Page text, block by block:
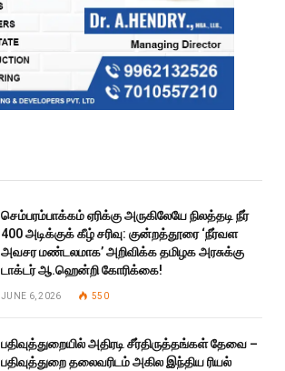
செம்பரம்பாக்கம் ஏரிக்கு அருகிலேயே நிலத்தடி நீர்
400 அடிக்குக் கீழ் சரிவு: குன்றத்தூரை ‘நீர்வள
அவசர மண்டலமாக’ அறிவிக்க தமிழக அரசுக்கு
டாக்டர் ஆ.ஹென்றி கோரிக்கை!
JUNE 6, 2026 550
பதிவுத்துறையில் அதிரடி சீர்திருத்தங்கள் தேவை –
பதிவுத்துறை தலைவரிடம் அகில இந்திய ரியல்